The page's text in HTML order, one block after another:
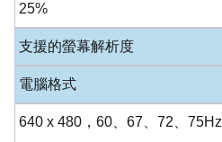
25%
支援的螢幕解析度
電腦格式
640 x 480，60、67、72、75Hz